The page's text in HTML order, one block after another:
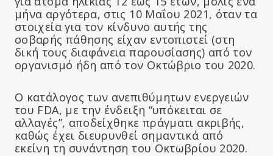
μήνα αργότερα, στις 10 Μαΐου 2021, όταν τα
στοιχεία για τον κίνδυνο αυτής της
σοβαρής πάθησης είχαν εντοπιστεί (στη
δική τους διαφάνεια παρουσίασης) από τον
οργανισμό ήδη από τον Οκτώβριο του 2020.
Ο κατάλογος των ανεπιθύμητων ενεργειών
του FDA, με την ένδειξη “υπόκειται σε
αλλαγές”, αποδείχθηκε πράγματι ακριβής,
καθώς έχει διευρυνθεί σημαντικά από
εκείνη τη συνάντηση του Οκτωβρίου 2020.